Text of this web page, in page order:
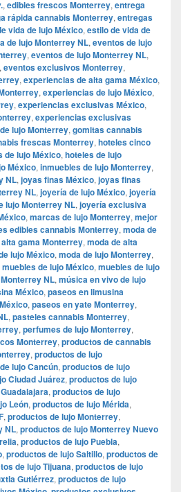
, edibles frescos Monterrey, entrega
rápida cannabis Monterrey, entregas
vida de lujo México, estilo de vida de
de lujo Monterrey NL, eventos de lujo
, eventos de lujo Monterrey NL,
, eventos exclusivos Monterrey,
, experiencias de alta gama México,
, experiencias de lujo México,
, experiencias exclusivas México,
, experiencias exclusivas
lujo Monterrey, gomitas cannabis
frescas Monterrey, hoteles cinco
de lujo México, hoteles de lujo
México, inmuebles de lujo Monterrey,
NL, joyas finas México, joyas finas
NL, joyería de lujo México, joyería
lujo Monterrey NL, joyería exclusiva
, marcas de lujo Monterrey, mejor
edibles cannabis Monterrey, moda de
gama Monterrey, moda de alta
lujo México, moda de lujo Monterrey,
muebles de lujo México, muebles de lujo
NL, música en vivo de lujo
México, paseos en limusina
, paseos en yate Monterrey,
, pasteles cannabis Monterrey,
, perfumes de lujo Monterrey,
Monterrey, productos de cannabis
, productos de lujo
lujo Cancún, productos de lujo
Ciudad Juárez, productos de lujo
, productos de lujo
León, productos de lujo Mérida,
, productos de lujo Monterrey,
NL, productos de lujo Monterrey Nuevo
, productos de lujo Puebla,
, productos de lujo Saltillo, productos de
de lujo Tijuana, productos de lujo
Gutiérrez, productos de lujo